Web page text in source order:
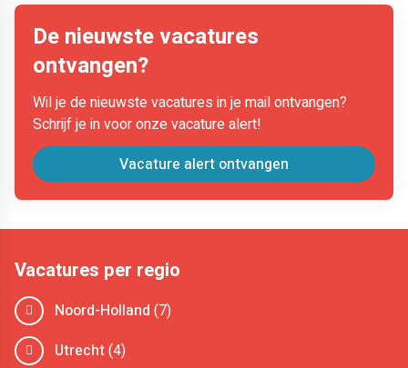
De nieuwste vacatures
ontvangen?
Wil je de nieuwste vacatures in je mail ontvangen?
Schrijf je in voor onze vacature alert!
Vacature alert ontvangen
Vacatures per regio
Noord-Holland (7)
Utrecht(4)